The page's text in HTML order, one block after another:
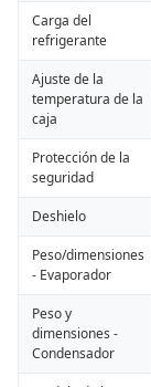
Carga del
refrigerante
Ajuste de la
temperatura de la
caja
Protección de la
seguridad
Deshielo
Peso/dimensiones
- Evaporador
Peso y
dimensiones -
Condensador